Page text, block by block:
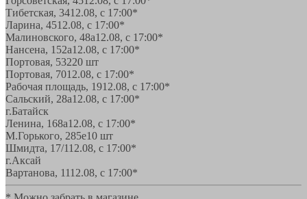
Тибетская, 3412.08, с 17:00*
Ларина, 4512.08, с 17:00*
Малиновского, 48а12.08, с 17:00*
Нансена, 152а12.08, с 17:00*
Портовая, 53220 шт
Портовая, 7012.08, с 17:00*
Рабочая площадь, 1912.08, с 17:00*
Сальский, 28a12.08, с 17:00*
г.Батайск
Ленина, 168а12.08, с 17:00*
М.Горького, 285е10 шт
Шмидта, 17/112.08, с 17:00*
г.Аксай
Вартанова, 1112.08, с 17:00*